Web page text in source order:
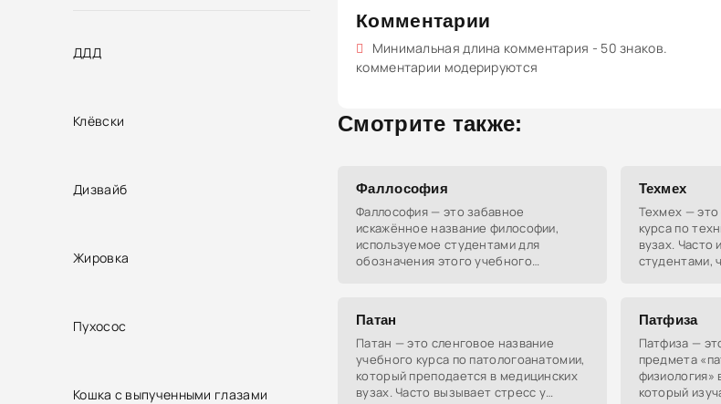
ДДД
Клёвски
Дизвайб
Жировка
Пухосос
Кошка с выпученными глазами
Комментарии
Минимальная длина комментария - 50 знаков.
комментарии модерируются
Смотрите также:
Фаллософия
Фаллософия — это забавное
искажённое название философии,
используемое студентами для
обозначения этого учебного
Техмех
Техмех —
курса по
вузах. Часто
студентами,
Патан
Патан — это сленговое название
учебного курса по патологоанатомии,
который преподается в медицинских
вузах. Часто вызывает стресс у
Патфиза
Патфиза —
предмета
физиология»
который